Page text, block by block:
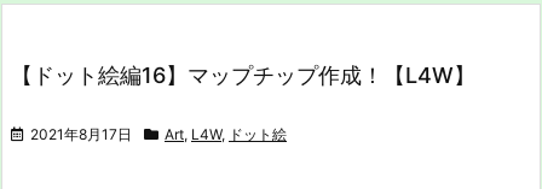
【ドット絵編16】マップチップ作成！【L4W】
2021年8月17日 Art, L4W, ドット絵